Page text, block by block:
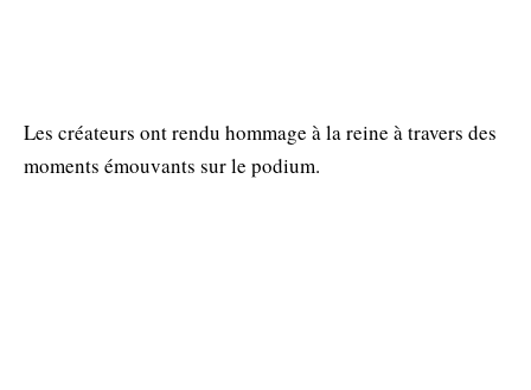
Les créateurs ont rendu hommage à la reine à travers des
moments émouvants sur le podium.